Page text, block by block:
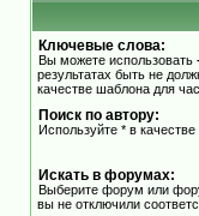
Ключевые слова:
Вы можете использовать
результатах быть не
качестве шаблона для
Поиск по автору:
Используйте * в
Искать в форумах:
Выберите форум или
вы не отключили